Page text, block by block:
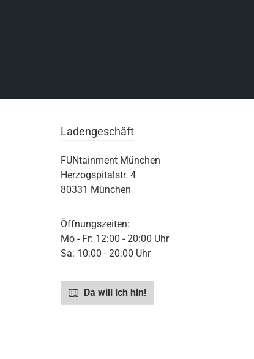
Ladengeschäft
FUNtainment München
Herzogspitalstr. 4
80331 München
Öffnungszeiten:
Mo - Fr: 12:00 - 20:00 Uhr
Sa: 10:00 - 20:00 Uhr
Da will ich hin!